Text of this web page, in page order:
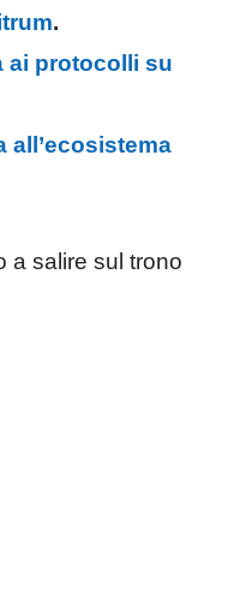
.
ai protocolli su
all’ecosistema
a salire sul trono